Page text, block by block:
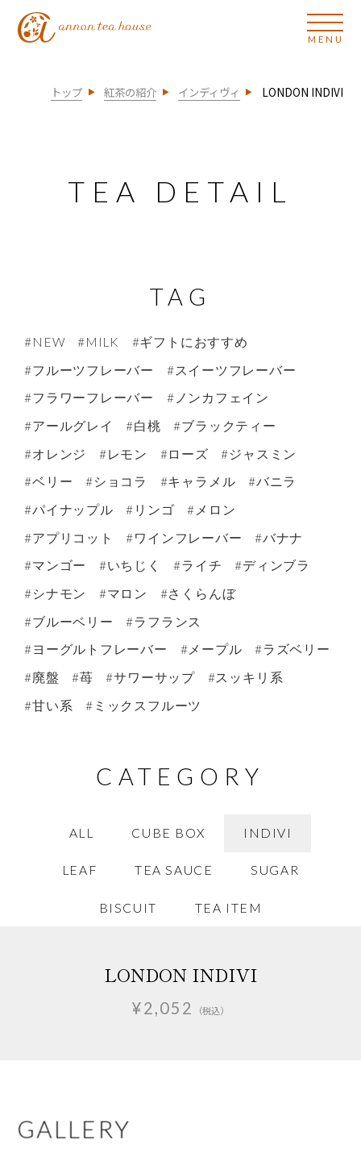
トップ 紅茶の紹介 インディヴィ LONDON INDIVI
TEA DETAIL
TAG
#NEW #MILK
#ギフトにおすすめ
#フルーツフレーバー
#スイーツフレーバー
#フラワーフレーバー
#ノンカフェイン
#アールグレイ
#白桃
#ブラックティー
#オレンジ
#レモン #ローズ
#ジャスミン
#ベリー
#ショコラ #キャラメル
#バニラ
#パイナップル
#リンゴ
#メロン
#アプリコット
#ワインフレーバー
#バナナ
#マンゴー
#いちじく #ライチ
#ディンブラ
#シナモン
#マロン
#さくらんぼ
#ブルーベリー
#ラフランス
#ヨーグルトフレーバー
#メープル
#ラズベリー
#廃盤
#苺 #サワーサップ
#スッキリ系
#甘い系
#ミックスフルーツ
CATEGORY
ALL CUBE BOX INDIVI
LEAF TEA SAUCE SUGAR
BISCUIT TEA ITEM
LONDON INDIVI
¥2,052 （税込）
GALLERY